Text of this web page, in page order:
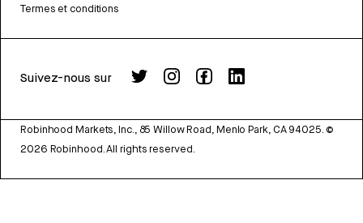
Termes et conditions
Suivez-nous sur
Robinhood Markets, Inc., 85 Willow Road, Menlo Park, CA 94025. ©
2026 Robinhood. All rights reserved.